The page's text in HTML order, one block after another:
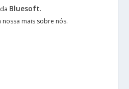
Bluesoft.
nossa mais sobre nós.